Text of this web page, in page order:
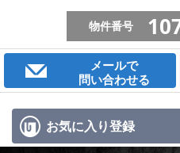
物件番号
メールで
問い合わせる
お気に入り登録